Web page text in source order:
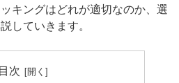
キングはどれが適切なのか、選
していきます。
目次